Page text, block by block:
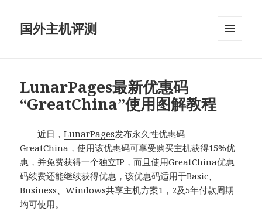
国外主机评测
LunarPages最新优惠码
“GreatChina”使用图解教程
近日，LunarPages发布永久性优惠码
GreatChina，使用该优惠码可享受购买主机获得15%优
惠，并免费获得一个独立IP，而且使用GreatChina优惠
码续费还能继续获得优惠，该优惠码适用于Basic、
Business、Windows共享主机方案1，2及5年付款周期
均可使用。